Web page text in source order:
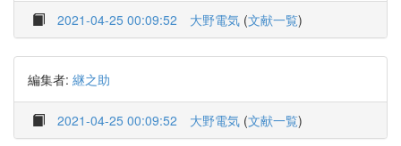
2021-04-25 00:09:52 大野電気 (文献一覧)
編集者: 継之助
2021-04-25 00:09:52 大野電気 (文献一覧)